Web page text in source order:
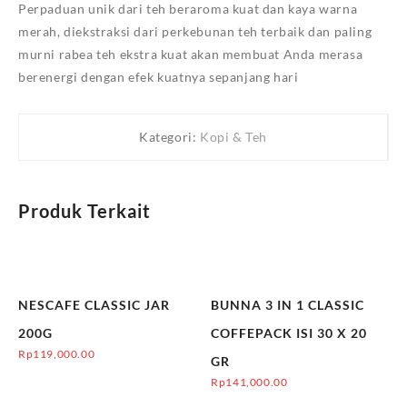
Perpaduan unik dari teh beraroma kuat dan kaya warna
merah, diekstraksi dari perkebunan teh terbaik dan paling
murni rabea teh ekstra kuat akan membuat Anda merasa
berenergi dengan efek kuatnya sepanjang hari
Kategori: Kopi & Teh
Produk Terkait
NESCAFE CLASSIC JAR
200G
Rp119,000.00
BUNNA 3 IN 1 CLASSIC
COFFEPACK ISI 30 X 20
GR
Rp141,000.00